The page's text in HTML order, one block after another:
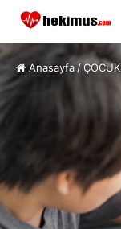
Anasayfa/ÇOCUK